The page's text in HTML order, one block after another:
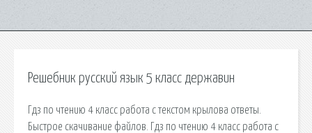
Решебник русский язык 5 класс державин
Гдз по чтению 4 класс работа с текстом крылова ответы.
Быстрое скачивание файлов. Гдз по чтению 4 класс работа с